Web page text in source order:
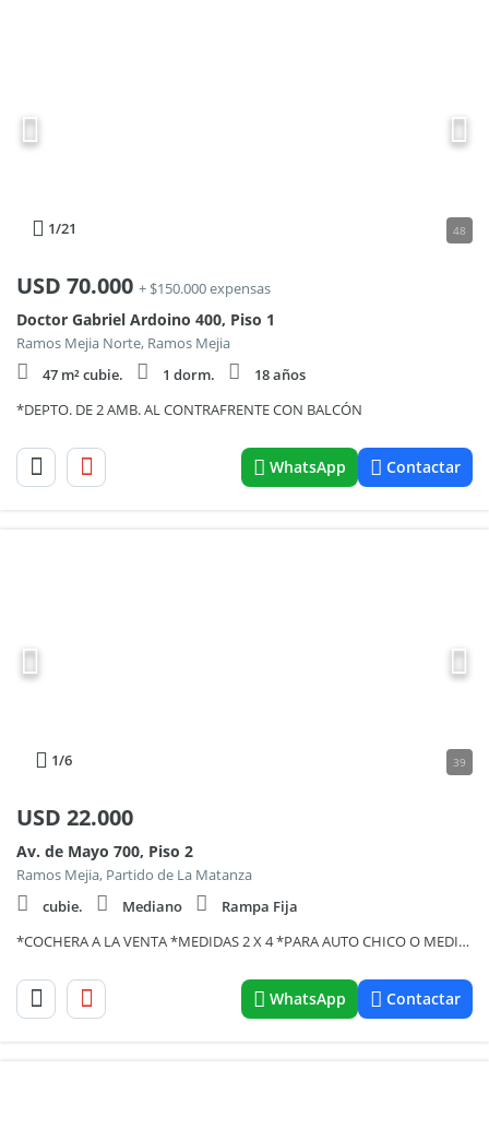
1/21 48
USD 70.000 + $150.000 expensas
Doctor Gabriel Ardoino 400, Piso 1
Ramos Mejia Norte, Ramos Mejia
47 m² cubie.
1 dorm.
18 años
*DEPTO. DE 2 AMB. AL CONTRAFRENTE CON BALCÓN
WhatsApp Contactar
1/6 39
USD 22.000
Av. de Mayo 700, Piso 2
Ramos Mejia, Partido de La Matanza
cubie.
Mediano
Rampa Fija
*COCHERA A LA VENTA *MEDIDAS 2 X 4 *PARA AUTO CHICO O MEDIANO *VENTA PARA PÚBLICO EN GENERAL *EXCELENTE UBICACIÓN
WhatsApp Contactar